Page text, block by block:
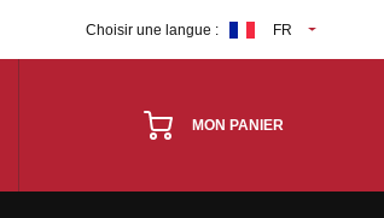
Choisir une langue : FR
MON PANIER